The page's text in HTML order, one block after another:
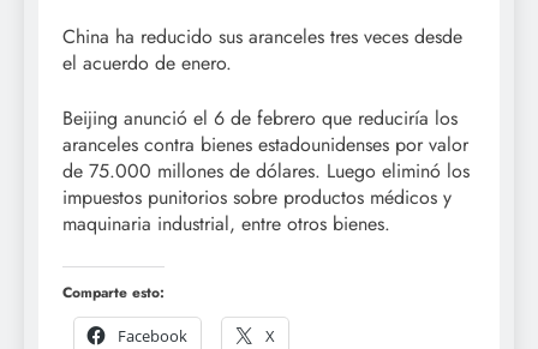
China ha reducido sus aranceles tres veces desde
el acuerdo de enero.
Beijing anunció el 6 de febrero que reduciría los
aranceles contra bienes estadounidenses por valor
de 75.000 millones de dólares. Luego eliminó los
impuestos punitorios sobre productos médicos y
maquinaria industrial, entre otros bienes.
Comparte esto:
Facebook
X